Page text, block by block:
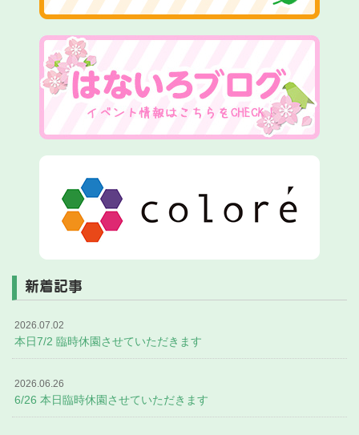
新着記事
2026.07.02
本日7/2 臨時休園させていただきます
2026.06.26
6/26 本日臨時休園させていただきます